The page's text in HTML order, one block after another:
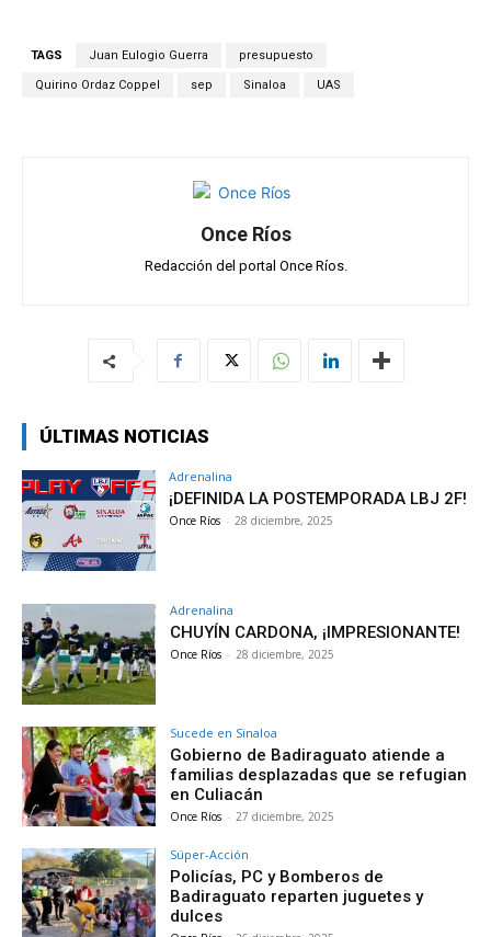
A
b
o
gr
a
p
ar
TAGS Juan Eulogio Guerra presupuesto
Quirino Ordaz Coppel sep Sinaloa UAS
Once Ríos
Redacción del portal Once Ríos.
ÚLTIMAS NOTICIAS
Adrenalina
¡DEFINIDA LA POSTEMPORADA LBJ 2F!
Once Ríos - 28 diciembre, 2025
Adrenalina
CHUYÍN CARDONA, ¡IMPRESIONANTE!
Once Ríos - 28 diciembre, 2025
Sucede en Sinaloa
Gobierno de Badiraguato atiende a
familias desplazadas que se refugian
en Culiacán
Once Ríos - 27 diciembre, 2025
Súper-Acción
Policías, PC y Bomberos de
Badiraguato reparten juguetes y
dulces